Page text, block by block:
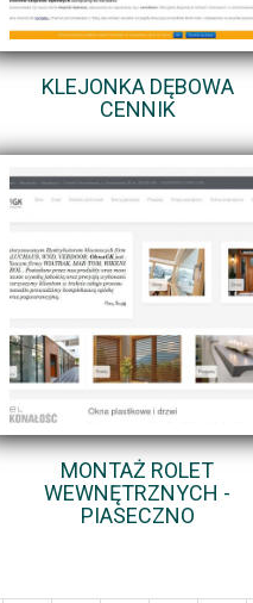
KLEJONKA DĘBOWA
CENNIK
MONTAŻ ROLET
WEWNĘTRZNYCH -
PIASECZNO